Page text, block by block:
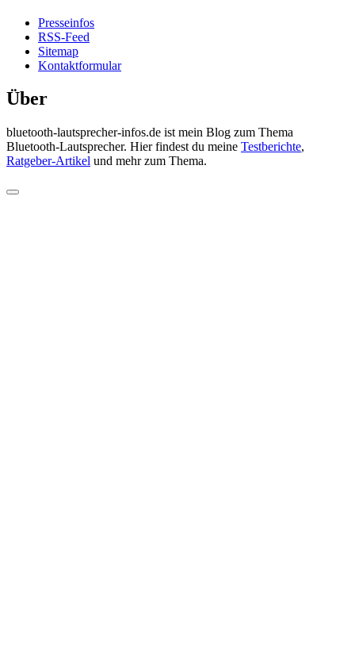
Presseinfos
RSS-Feed
Sitemap
Kontaktformular
Über
bluetooth-lautsprecher-infos.de ist mein Blog zum Thema
Bluetooth-Lautsprecher. Hier findest du meine Testberichte,
Ratgeber-Artikel und mehr zum Thema.